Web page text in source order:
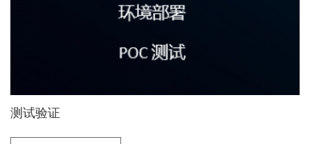
测试验证